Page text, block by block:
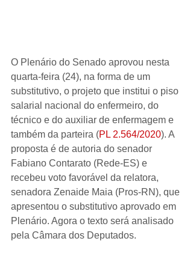
O Plenário do Senado aprovou nesta
quarta-feira (24), na forma de um
substitutivo, o projeto que institui o piso
salarial nacional do enfermeiro, do
técnico e do auxiliar de enfermagem e
também da parteira (PL 2.564/2020). A
proposta é de autoria do senador
Fabiano Contarato (Rede-ES) e
recebeu voto favorável da relatora,
senadora Zenaide Maia (Pros-RN), que
apresentou o substitutivo aprovado em
Plenário. Agora o texto será analisado
pela Câmara dos Deputados.